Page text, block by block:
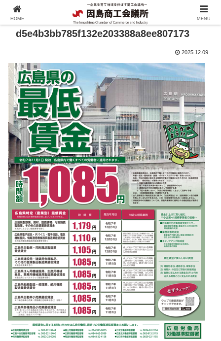
d5e4b3bb785f132e203388a8ee807173
2025.12.09
HOME MENU